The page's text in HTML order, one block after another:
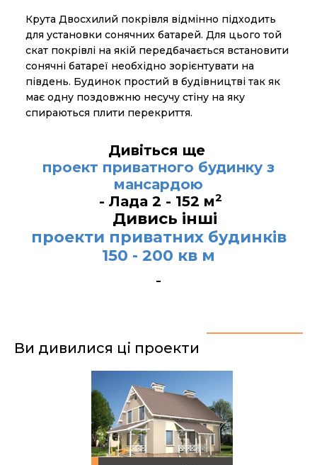
Крута Двосхилий покрівля відмінно підходить
для установки сонячних батарей. Для цього той
скат покрівлі на якій передбачається встановити
сонячні батареї необхідно зорієнтувати на
південь. Будинок простий в будівництві так як
має одну поздовжню несучу стіну на яку
спираються плити перекриття.
Дивіться ще
проект приватного будинку з
мансардою
- Лада 2 - 152 м2
Дивись інші
проекти приватних будинків
150 - 200 кв м
Ви дивилися ці проекти